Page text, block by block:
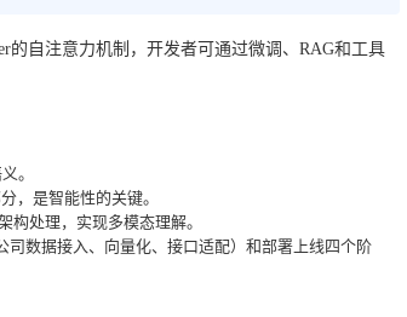
的自注意力机制，开发者可通过微调、RAG和工具
。
，是智能性的关键。
处理，实现多模态理解。
数据接入、向量化、接口适配）和部署上线四个阶